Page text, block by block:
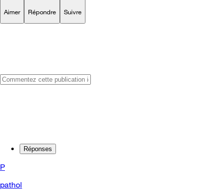
Aimer Répondre Suivre
Réponses
P
pathol